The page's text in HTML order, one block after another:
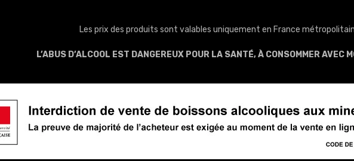
Les prix des produits sont valables uniquement en France
L’ABUS D’ALCOOL EST DANGEREUX POUR LA SANTÉ, À CONSOMMER AVEC